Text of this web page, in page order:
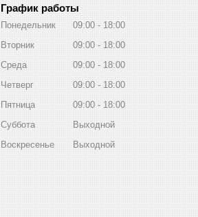
График работы
Понедельник 09:00
18:00
Вторник
09:00
18:00
Среда
09:00
18:00
Четверг
09:00
18:00
Пятница
09:00
18:00
Суббота
Выходной
Воскресенье
Выходной